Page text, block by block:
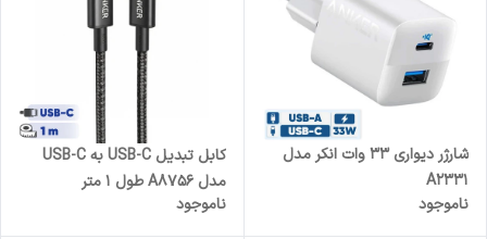
شارژر دیواری 33 وات انکر مدل
A2331
ناموجود
کابل تبدیل USB-C به USB-C
مدل A8756 طول 1 متر
ناموجود